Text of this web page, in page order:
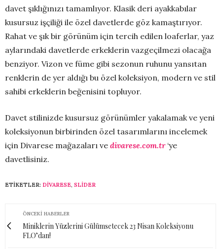
davet şıklığınızı tamamlıyor. Klasik deri ayakkabılar
kusursuz işçiliği ile özel davetlerde göz kamaştırıyor.
Rahat ve şık bir görünüm için tercih edilen loaferlar, yaz
aylarındaki davetlerde erkeklerin vazgeçilmezi olacağa
benziyor. Vizon ve füme gibi sezonun ruhunu yansıtan
renklerin de yer aldığı bu özel koleksiyon, modern ve stil
sahibi erkeklerin beğenisini topluyor.
Davet stilinizde kusursuz görünümler yakalamak ve yeni
koleksiyonun birbirinden özel tasarımlarını incelemek
için Divarese mağazaları ve divarese.com.tr‘ye
davetlisiniz.
ETIKETLER: DIVARESE, SLİDER
ÖNCEKI HABERLER
Miniklerin Yüzlerini Gülümsetecek 23 Nisan Koleksiyonu
FLO’dan!